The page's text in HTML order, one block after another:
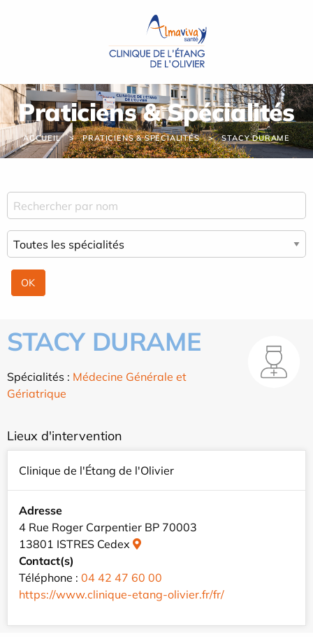
Praticiens & Spécialités
ACCUEIL PRATICIENS & SPÉCIALITÉS STACY DURAME
STACY DURAME
Spécialités : Médecine Générale et
Gériatrique
Lieux d'intervention
Clinique de l'Étang de l'Olivier
Adresse
4 Rue Roger Carpentier BP 70003
13801 ISTRES Cedex
Contact(s)
Téléphone : 04 42 47 60 00
https://www.clinique-etang-olivier.fr/fr/